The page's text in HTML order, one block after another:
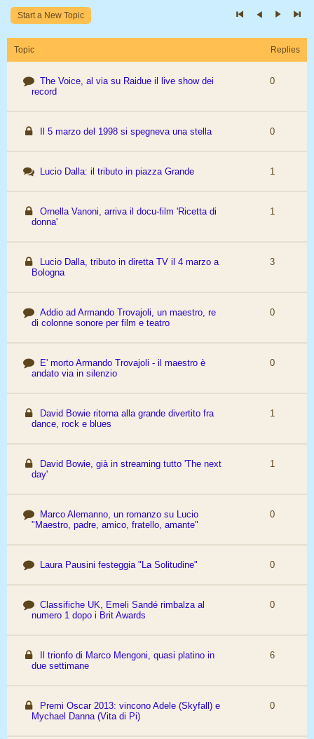
Start a New Topic
Topic Replies
The Voice, al via su Raidue il live show dei
record
0
Il 5 marzo del 1998 si spegneva una stella 0
Lucio Dalla: il tributo in piazza Grande 1
Ornella Vanoni, arriva il docu-film 'Ricetta di
donna'
1
Lucio Dalla, tributo in diretta TV il 4 marzo a
Bologna
3
Addio ad Armando Trovajoli, un maestro, re
di colonne sonore per film e teatro
0
E' morto Armando Trovajoli - il maestro è
andato via in silenzio
0
David Bowie ritorna alla grande divertito fra
dance, rock e blues
1
David Bowie, già in streaming tutto 'The next
day'
1
Marco Alemanno, un romanzo su Lucio
"Maestro, padre, amico, fratello, amante"
0
Laura Pausini festeggia "La Solitudine" 0
Classifiche UK, Emeli Sandé rimbalza al
numero 1 dopo i Brit Awards
0
Il trionfo di Marco Mengoni, quasi platino in
due settimane
6
Premi Oscar 2013: vincono Adele (Skyfall) e
Mychael Danna (Vita di Pi)
0